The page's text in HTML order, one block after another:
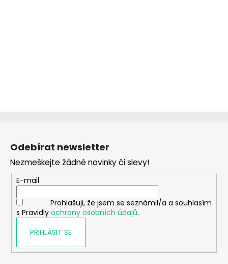
Z
Odebírat newsletter
Nezmeškejte žádné novinky či slevy!
E-mail
Prohlašuji, že jsem se seznámil/a a souhlasím
s Pravidly ochrany osobních údajů.
PŘIHLÁSIT SE